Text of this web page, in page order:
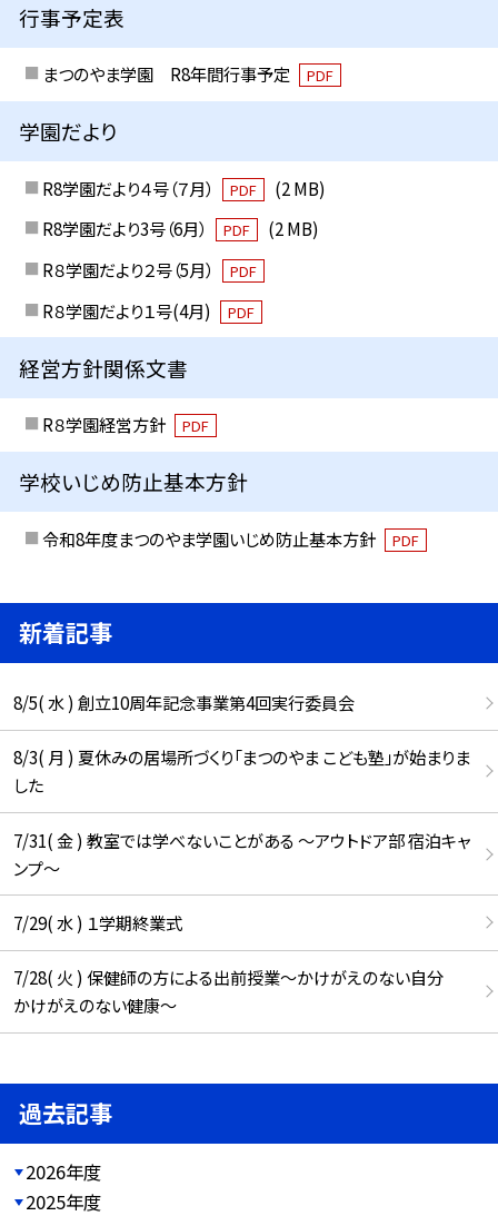
行事予定表
まつのやま学園 R8年間行事予定 PDF
学園だより
R8学園だより４号（７月） PDF
(2 MB)
R8学園だより3号（6月）
PDF
(2 MB)
R８学園だより２号（5月）
PDF
R８学園だより１号(4月) PDF
経営方針関係文書
R８学園経営方針 PDF
学校いじめ防止基本方針
令和8年度まつのやま学園いじめ防止基本方針 PDF
新着記事
8/5( 水 ) 創立10周年記念事業第4回実行委員会
8/3( 月 ) 夏休みの居場所づくり「まつのやま こども塾」が始まりま
した
7/31( 金 ) 教室では学べないことがある ～アウトドア部 宿泊キャ
ンプ～
7/29( 水 ) １学期終業式
7/28( 火 ) 保健師の方による出前授業～かけがえのない自分
かけがえのない健康～
過去記事
2026年度
2025年度